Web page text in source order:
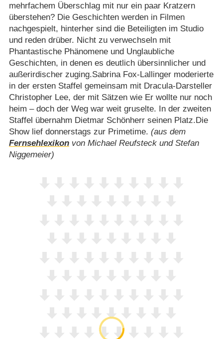
mehrfachem Überschlag mit nur ein paar Kratzern
überstehen? Die Geschichten werden in Filmen
nachgespielt, hinterher sind die Beteiligten im Studio
und reden drüber. Nicht zu verwechseln mit
Phantastische Phänomene und Unglaubliche
Geschichten, in denen es deutlich übersinnlicher und
außerirdischer zuging.Sabrina Fox-Lallinger moderierte
in der ersten Staffel gemeinsam mit Dracula-Darsteller
Christopher Lee, der mit Sätzen wie Er wollte nur noch
heim – doch der Weg war weit gruselte. In der zweiten
Staffel übernahm Dietmar Schönherr seinen Platz.Die
Show lief donnerstags zur Primetime. (aus dem
Fernsehlexikonvon Michael Reufsteck und Stefan
Niggemeier)